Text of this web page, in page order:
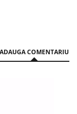
ADAUGA COMENTARIU